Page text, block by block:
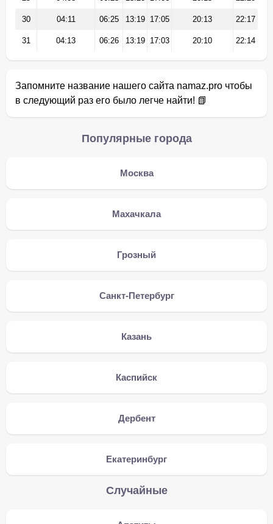
30 04:11 06:25 13:19 17:05 20:13 22:17
31 04:13 06:26 13:19 17:03 20:10 22:14
Запомните название нашего сайта namaz.pro чтобы
в следующий раз его было легче найти! 📗
Популярные города
Москва
Махачкала
Грозный
Санкт-Петербург
Казань
Каспийск
Дербент
Екатеринбург
Случайные